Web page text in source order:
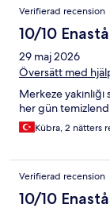
Verifierad recension
10/10
29 maj 2026
Översätt med
Merkeze
her gün
Kübra, 2 nätters
Verifierad recension
10/10